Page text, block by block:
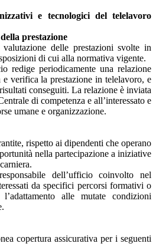
e tecnologici del telelavoro
prestazione
delle prestazioni svolte in
di cui alla normativa vigente.
redige periodicamente una relazione
verifica la prestazione in telelavoro, e
conseguiti. La relazione è inviata
di competenza e all’interessato e
umane e organizzazione.
rispetto ai dipendenti che operano
nella partecipazione a iniziative
dell’ufficio coinvolto nel
da specifici percorsi formativi o
alle mutate condizioni
copertura assicurativa per i seguenti